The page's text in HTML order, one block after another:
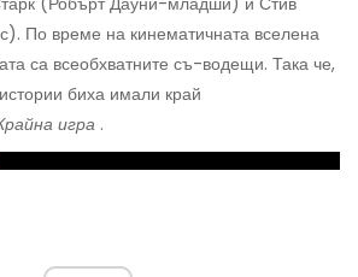
По време на кинематичната вселена
са всеобхватните съ-водещи. Така че,
биха имали край
игра .